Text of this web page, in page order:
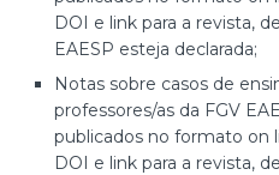
DOI e link para a revista,
EAESP esteja declarada;
Notas sobre casos de
professores/as da FGV
publicados no formato on
DOI e link para a revista,